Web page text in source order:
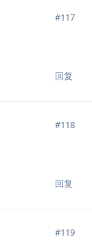
#117
回复
#118
回复
#119